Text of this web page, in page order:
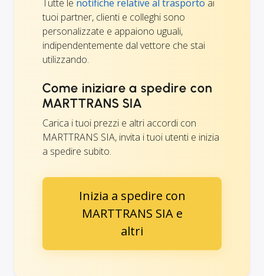
Tutte le notifiche relative al trasporto ai
tuoi partner, clienti e colleghi sono
personalizzate e appaiono uguali,
indipendentemente dal vettore che stai
utilizzando.
Come iniziare a spedire con
MARTTRANS SIA
Carica i tuoi prezzi e altri accordi con
MARTTRANS SIA, invita i tuoi utenti e inizia
a spedire subito.
Inizia a spedire con
MARTTRANS SIA e
altri